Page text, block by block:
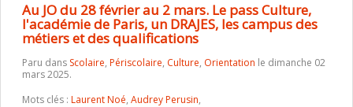
Au JO du 28 février au 2 mars. Le pass Culture,
l'académie de Paris, un DRAJES, les campus des
métiers et des qualifications
Paru dans Scolaire, Périscolaire, Culture, Orientation le dimanche 02
mars 2025.
Mots clés : Laurent Noé, Audrey Perusin,